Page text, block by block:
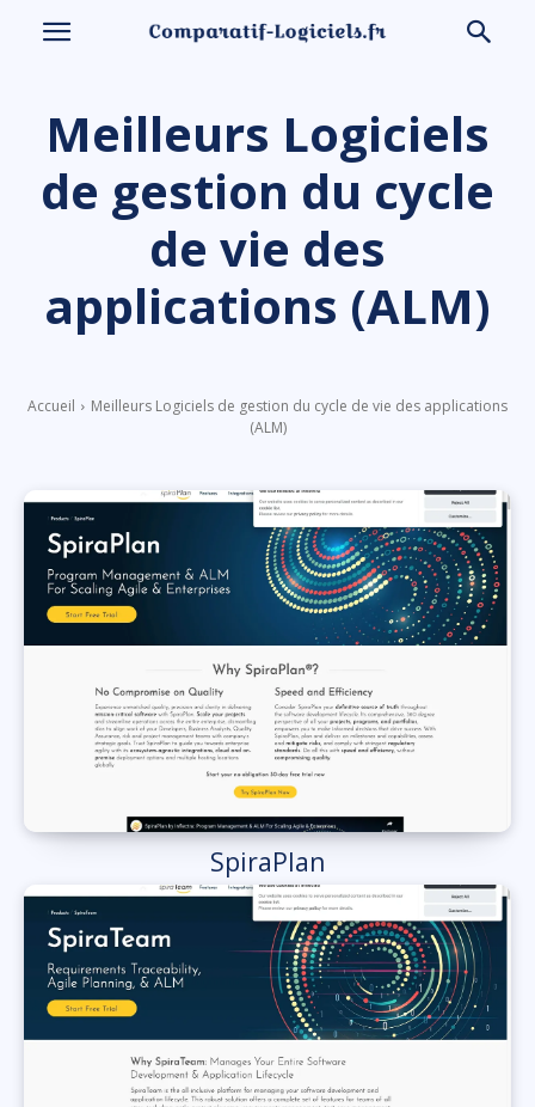
Meilleurs Logiciels
de gestion du cycle
de vie des
applications (ALM)
Accueil
Meilleurs Logiciels de gestion du cycle de vie des applications
(ALM)
SpiraPlan